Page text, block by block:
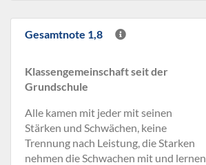
Gesamtnote 1,8
Klassengemeinschaft seit der
Grundschule
Alle kamen mit jeder mit seinen
Stärken und Schwächen, keine
Trennung nach Leistung, die Starken
nehmen die Schwachen mit und lernen